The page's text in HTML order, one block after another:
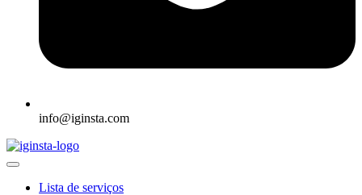
info@iginsta.com
Lista de serviços